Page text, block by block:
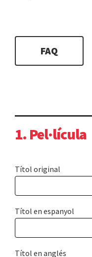
FAQ
1. Pel·lícula
Títol original
Títol en espanyol
Títol en anglés